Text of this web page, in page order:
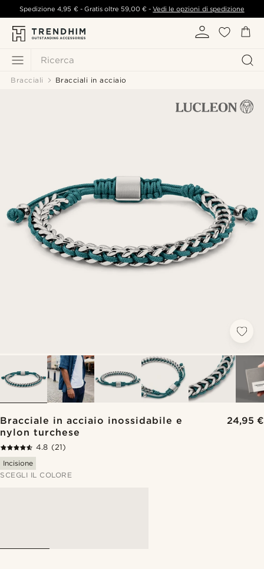
Ricerca
Spedizione4,95 €- Gratis oltre 59,00 € -Vedi le opzioni di spedizione
Bracciali Bracciali in acciaio
Bracciale in acciaio inossidabile e
nylon turchese
24,95 €
4.8 (21)
Incisione
SCEGLI IL COLORE